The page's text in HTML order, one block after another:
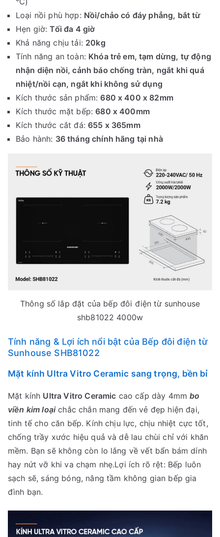
Loại nồi phù hợp: Nồi/chảo có đáy phẳng, bắt từ
Hẹn giờ:Tối đa 4 giờ
Khả năng chịu tải: 20kg
Tính năng an toàn: Khóa trẻ em, tạm dừng, tự động
nhận diện nồi, cảnh báo chống tràn, ngắt khi quá
nhiệt/nồi cạn, ngắt khi không sử dụng
Kích thước sản phẩm:680 x 400 x 82mm
Kích thước mặt bếp:680 x 400mm
Kích thước cắt đá:655 x 365mm
Bảo hành: 36 tháng chính hãng tại nhà
Thông số lắp đặt của bếp đôi điện từ sunhouse
shb81022 4000w
Tính năng & Lợi ích nổi bật của Bếp đôi điện từ
Sunhouse SHB81022
Mặt kính Ultra Vitro Ceramic sang trọng, bền bỉ
Mặt kính Ultra Vitro Ceramic cao cấp dày 4mmbo
viền kim loạichắc chắn mang đến vẻ đẹp hiện đại,
tinh tế cho căn bếp. Kính chịu lực, chịu nhiệt cực tốt,
chống trầy xước hiệu quả và dễ lau chùi chỉ với khăn
mềm. Bạn sẽ không còn lo lắng về vết bẩn bám dính
hay nứt vỡ khi va chạm nhẹ.Lợi ích rõ rệt: Bếp luôn
sạch sẽ, sáng bóng, nâng tầm không gian bếp gia
đình bạn.